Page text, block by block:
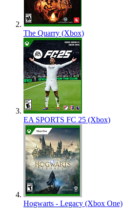
The Quarry (Xbox)
EA SPORTS FC 25 (Xbox)
Hogwarts - Legacy (Xbox One)